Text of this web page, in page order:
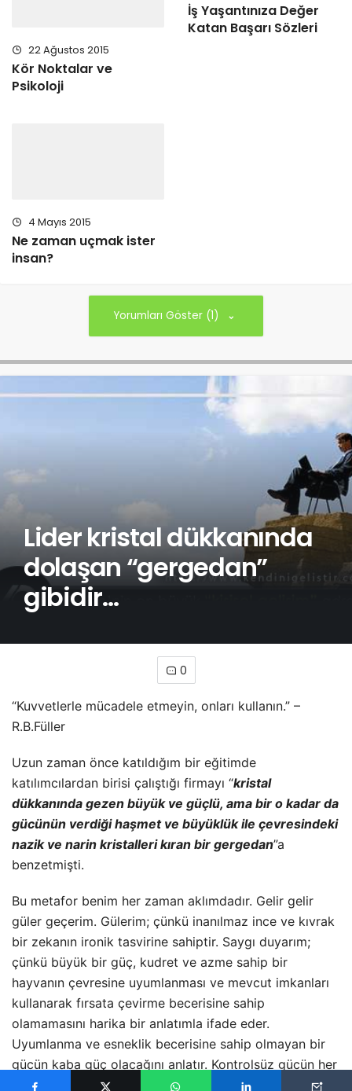
22 Ağustos 2015
Kör Noktalar ve
Psikoloji
İş Yaşantınıza Değer
Katan Başarı Sözleri
insan?
Lider kristal dükkanında
dolaşan “gergedan”
gibidir…
“Kuvvetlerle mücadele etmeyin, onları kullanın.” –
Uzun zaman önce katıldığım bir eğitimde
dükkanında gezen büyük ve güçlü, ama bir o kadar da
gücünün verdiği haşmet ve büyüklük ile çevresindeki
nazik ve narin kristalleri kıran bir gergedan ”a
benzetmişti.
Bu metafor benim her zaman aklımdadır. Gelir gelir
bir zekanın ironik tasvirine sahiptir. Saygı duyarım;
çünkü büyük bir güç, kudret ve azme sahip bir
hayvanın çevresine uyumlanması ve mevcut imkanları
kullanarak fırsata çevirme becerisine sahip
olamamasını harika bir anlatımla ifade eder.
Uyumlanma ve esneklik becerisine sahip olmayan bir
gücün kaba güç olacağını anlatır. Kontrolsüz gücün her
zaman, her durumda, her ortamda başarılı
olamayacağını anlatır.